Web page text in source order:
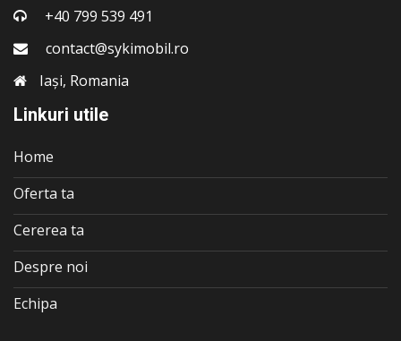
+40 799 539 491
contact@sykimobil.ro
Iași, Romania
Linkuri utile
Home
Oferta ta
Cererea ta
Despre noi
Echipa